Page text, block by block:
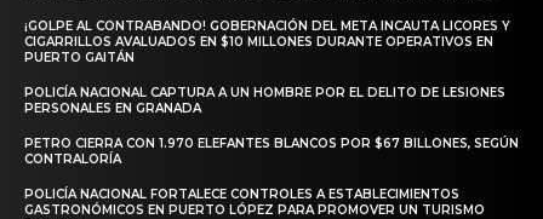
¡GOLPE AL CONTRABANDO! GOBERNACIÓN DEL META INCAUTA LICORES Y
CIGARRILLOS AVALUADOS EN $10 MILLONES DURANTE OPERATIVOS EN
PUERTO GAITÁN
POLICÍA NACIONAL CAPTURA A UN HOMBRE POR EL DELITO DE LESIONES
PERSONALES EN GRANADA
PETRO CIERRA CON 1.970 ELEFANTES BLANCOS POR $67 BILLONES, SEGÚN
CONTRALORÍA
POLICÍA NACIONAL FORTALECE CONTROLES A ESTABLECIMIENTOS
GASTRONÓMICOS EN PUERTO LÓPEZ PARA PROMOVER UN TURISMO